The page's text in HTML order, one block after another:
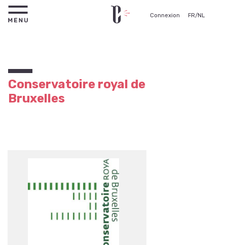
Connexion FR/NL
Conservatoire royal de
Bruxelles